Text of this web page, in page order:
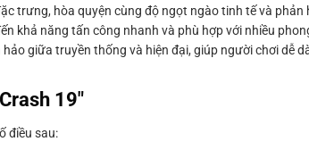
trưng, hòa quyện cùng độ ngọt ngào tinh tế và phản
khả năng tấn công nhanh và phù hợp với nhiều
giữa truyền thống và hiện đại, giúp người chơi dễ
19″
điều sau: